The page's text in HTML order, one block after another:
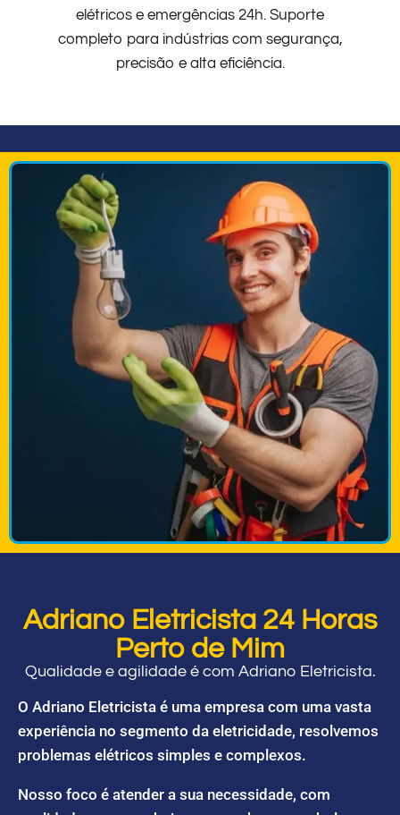
elétricos e emergências 24h. Suporte
completo para indústrias com segurança,
precisão e alta eficiência.
Adriano Eletricista 24 Horas
Perto de Mim
Qualidade e agilidade é com Adriano Eletricista.
O Adriano Eletricista é uma empresa com uma vasta
experiência no segmento da eletricidade, resolvemos
problemas elétricos simples e complexos.
Nosso foco é atender a sua necessidade, com